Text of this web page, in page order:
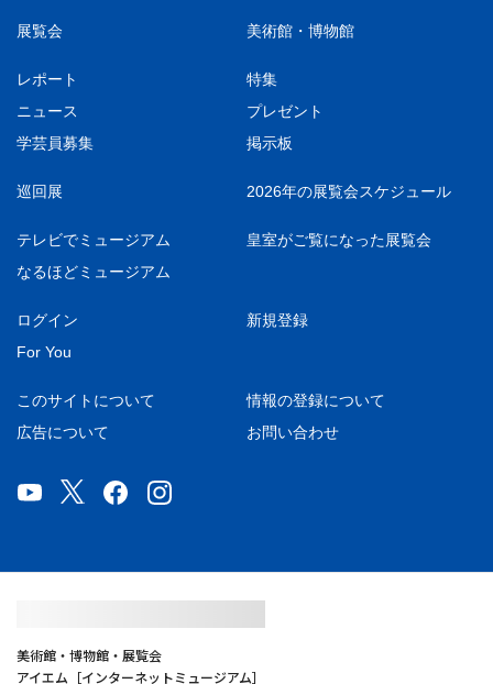
展覧会 美術館・博物館
レポート
特集
ニュース
プレゼント
学芸員募集
掲示板
巡回展 2026年の展覧会スケジュール
テレビでミュージアム
皇室がご覧になった展覧会
なるほどミュージアム
ログイン
新規登録
For You
このサイトについて
情報の登録について
広告について
お問い合わせ
美術館・博物館・展覧会
アイエム［インターネットミュージアム］